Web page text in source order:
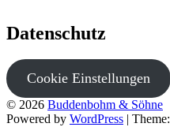
Datenschutz
Cookie Einstellungen
© 2026 Buddenbohm & Söhne
Powered by WordPress Theme: